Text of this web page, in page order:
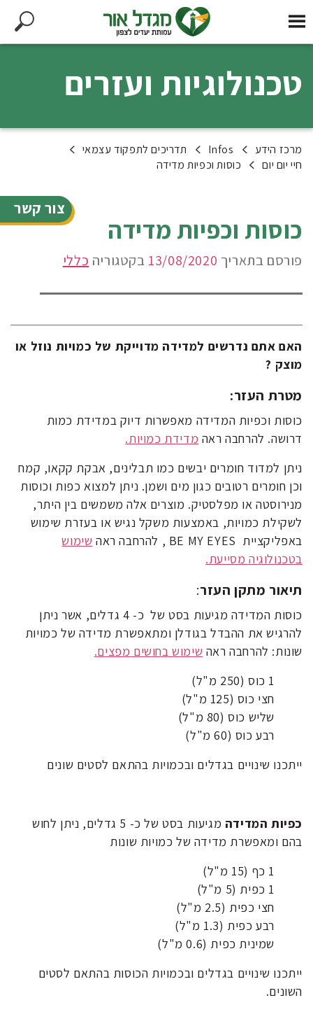
צור קשר
טכנולוגיות ועזרים
מרכז הידע Infos
תדריכים לתפקוד עצמאי
חיי יום יום
כוסות וכפיות מדידה
כוסות וכפיות מדידה
פורסם בתאריך 13/08/2020 בקטגוריה כללי
האם אתם נדרשים למדידה מדוייקת של כמויות נוזל או
מוצק ?
מטרת העזר:
כוסות וכפיות המדידה מאפשרות דיוק במדידת כמות
דרושה. להרחבה ראה מדידת כמויות.
ניתן למדוד חומרים יבשים כמו תבלינים, אבקת קקאו, קמח
וכן חומרים רטובים כגון מים ושמן. ניתן למצוא כפות וכוסות
מנירוסטה או מפלסטיק. מוצרים אלה משמשים בין היתר,
לשקילת כמויות, באמצעות משקל נגיש או בעזרת שימוש
באפליקציית BE MY EYES , להרחבה ראה
שימוש
בטכנולוגיה מסייעת.
תיאור מתקן העזר:
כוסות המדידה מגיעות בסט של כ- 4 גדלים, אשר ניתן
להרגיש את ההבדל בגודלן ומתאפשרת מדידה של כמויות
שונות: להרחבה ראה שימוש בחושים מפצים.
1 כוס (250 מ"ל)
חצי כוס (125 מ"ל)
שליש כוס (80 מ"ל)
רבע כוס (60 מ"ל)
ייתכנו שינויים בגדלים ובכמויות בהתאם לסטים שונים
כפיות המדידה
מגיעות בסט של כ- 5 גדלים, ניתן לחוש
בהם ומאפשרת מדידה של כמויות שונות
1 כף (15 מ"ל)
1 כפית (5 מ"ל)
חצי כפית (2.5 מ"ל)
רבע כפית (1.3 מ"ל)
שמינית כפית (0.6 מ"ל)
ייתכנו שינויים בגדלים ובכמויות הכוסות בהתאם לסטים
השונים.